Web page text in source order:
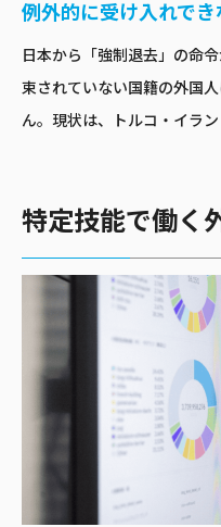
例外的に受け入れで
日本から「強制退去」の命
束されていない国籍の外国
ん。現状は、トルコ・イラ
特定技能で働く